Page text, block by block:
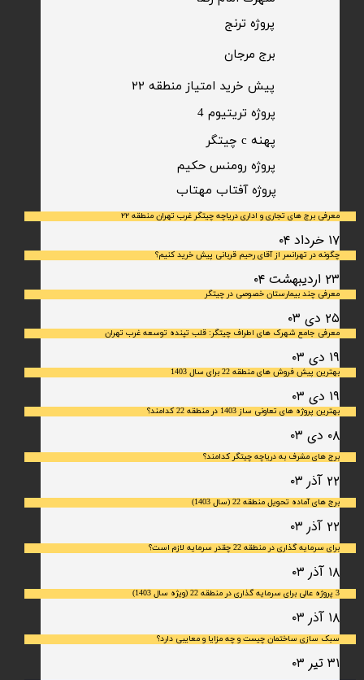
​پروژه ترنج
برج مرجان
معرفی برج های تجاری و اداری دریاچه چیتگر غرب تهران منطقه ۲۲
۱۷ خرداد ۰۴
چگونه در تهرانسر از آقای رحیم قربانی پیش خرید کنیم؟
۲۳ اردیبهشت ۰۴
معرفی چند بیمارستان خصوصی در چیتگر
۲۵ دی ۰۳
معرفی جامع شهرک‌ های اطراف چیتگر: قلب تپنده توسعه غرب تهران
۱۹ دی ۰۳
بهترین پیش فروش های منطقه 22 برای سال 1403
۱۹ دی ۰۳
بهترین پروژه های تعاونی ساز 1403 در منطقه 22 کدامند؟
۰۸ دی ۰۳
برج های مشرف به دریاچه چیتگر کدامند؟
۲۲ آذر ۰۳
برج های آماده تحویل منطقه 22 (سال 1403)
۲۲ آذر ۰۳
برای سرمایه‌ گذاری در منطقه 22 چقدر سرمایه لازم است؟
۱۸ آذر ۰۳
3 پروژه عالی برای سرمایه گذاری در منطقه 22 (ویژه سال 1403)
۱۸ آذر ۰۳
سبک سازی ساختمان چیست و چه مزایا و معایبی دارد؟
۳۱ تیر ۰۳
پیش خرید امتیاز منطقه ۲۲​​​​​​​
​پروژه آفتاب مهتاب
پروژه رومنس حکیم
پهنه c چیتگر
پروژه تریتیوم 4